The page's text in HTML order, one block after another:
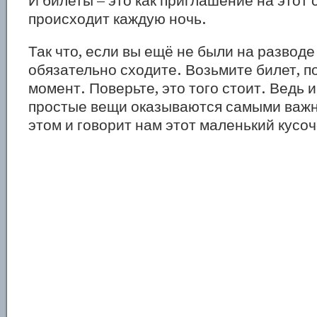
происходит каждую ночь.
Так что, если вы ещё не были на
обязательно сходите. Возьмите билет,
момент. Поверьте, это того стоит. Ведь
простые вещи оказываются самыми
этом и говорит нам этот маленький